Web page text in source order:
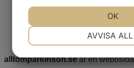
alltomparkinson.seär en
AVVISA
OK